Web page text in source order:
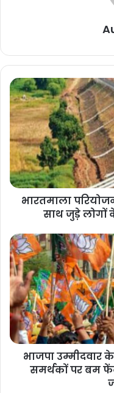
भारतमाला
साथ जुड़े लोगों
भाजपा उम्मीदवार
समर्थकों पर बम